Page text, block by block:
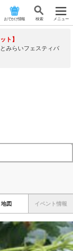
おでかけ情報 検 索 メニュー
ト】
みらいフェスティバ
地図 イベント情報